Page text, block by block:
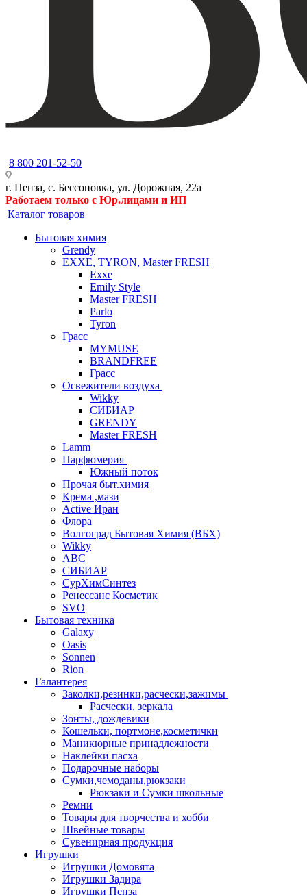
8 800 201-52-50
г. Пенза, с. Бессоновка, ул. Дорожная, 22а
Работаем только с Юр.лицами и ИП
Каталог товаров
Бытовая химия
Grendy
EXXE, TYRON, Master FRESH
Exxe
Emily Style
Master FRESH
Parlo
Tyron
Грасс
MYMUSE
BRANDFREE
Грасс
Освежители воздуха
Wikky
СИБИАР
GRENDY
Master FRESH
Lamm
Парфюмерия
Южный поток
Прочая быт.химия
Крема ,мази
Аctive Иран
Флора
Волгоград Бытовая Химия (ВБХ)
Wikky
АВС
СИБИАР
СурХимСинтез
Ренессанс Косметик
SVO
Бытовая техника
Galaxy
Oasis
Sonnen
Rion
Галантерея
Заколки,резинки,расчески,зажимы
Расчески, зеркала
Зонты, дождевики
Кошельки, портмоне,косметички
Маникюрные принадлежности
Наклейки пасха
Подарочные наборы
Сумки,чемоданы,рюкзаки
Рюкзаки и Сумки школьные
Ремни
Товары для творчества и хобби
Швейные товары
Сувенирная продукция
Игрушки
Игрушки Домовята
Игрушки Задира
Игрушки Пенза